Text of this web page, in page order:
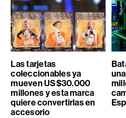
Las tarjetas
coleccionables ya
mueven US$30.000
millones y esta marca
quiere convertirlas en
accesorio